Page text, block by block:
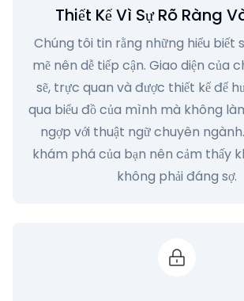
Thiết Kế Vì Sự Rõ Ràng
Chúng tôi tin rằng những hiểu biết
mẽ nên dễ tiếp cận. Giao diện của
sẽ, trực quan và được thiết kế để
qua biểu đồ của mình mà không
ngợp với thuật ngữ chuyên
khám phá của bạn nên cảm thấy
không phải đáng sợ.